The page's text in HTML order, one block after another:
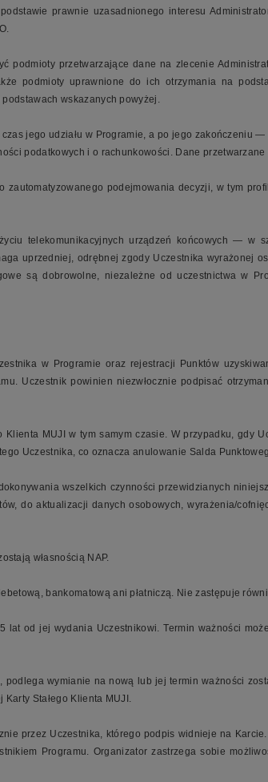
prawnie uzasadnionego interesu
podmioty przetwarzające dane na zlecenie
podmioty uprawnione do ich otrzymania na
wskazanych powyżej.
jego udziału w Programie, a po jego
podatkowych i o rachunkowości. Dane
zautomatyzowanego podejmowania decyzji, w tym
telekomunikacyjnych urządzeń końcowych — w
uprzedniej, odrębnej zgody Uczestnika wyrażonej
są dobrowolne, niezależne od uczestnictwa w
w Programie oraz rejestracji Punktów
Uczestnik powinien niezwłocznie podpisać
Klienta MUJI w tym samym czasie. W przypadku,
Uczestnika, co oznacza anulowanie Salda
wszelkich czynności przewidzianych
do aktualizacji danych osobowych, wyrażenia/
własnością NAP.
bankomatową ani płatniczą. Nie zastępuje
lat od jej wydania Uczestnikowi. Termin ważności
podlega wymianie na nową lub jej termin ważności
Stałego Klienta MUJI.
przez Uczestnika, którego podpis widnieje na
Programu. Organizator zastrzega sobie